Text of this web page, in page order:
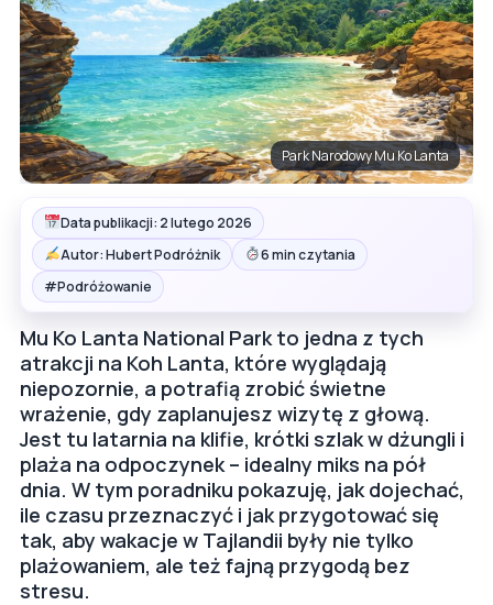
Park Narodowy Mu Ko Lanta
Data publikacji: 2 lutego 2026
Autor: Hubert Podróżnik
6 min czytania
#Podróżowanie
Mu Ko Lanta National Park to jedna z tych
atrakcji na Koh Lanta, które wyglądają
niepozornie, a potrafią zrobić świetne
wrażenie, gdy zaplanujesz wizytę z głową.
Jest tu latarnia na klifie, krótki szlak w dżungli i
plaża na odpoczynek – idealny miks na pół
dnia. W tym poradniku pokazuję, jak dojechać,
ile czasu przeznaczyć i jak przygotować się
tak, aby wakacje w Tajlandii były nie tylko
plażowaniem, ale też fajną przygodą bez
stresu.